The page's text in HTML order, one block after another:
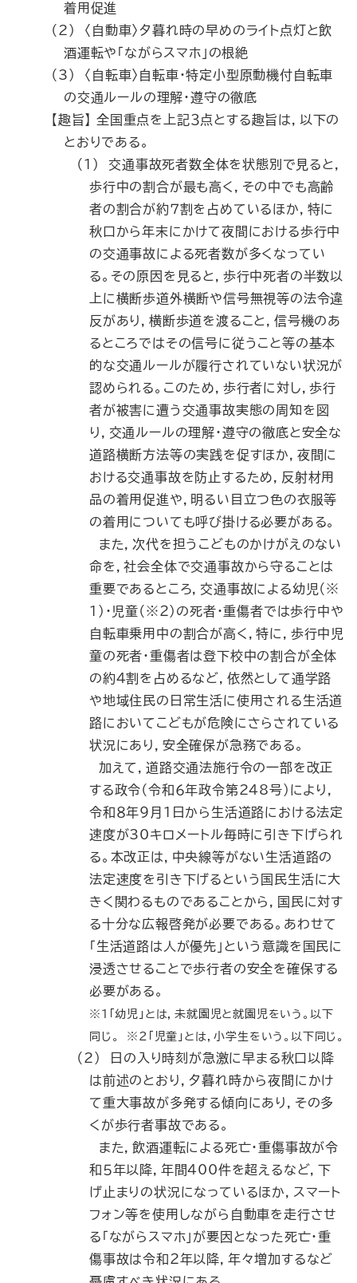
着用促進
（2） 〈自動車〉夕暮れ時の早めのライト点灯と飲
酒運転や「ながらスマホ」の根絶
（3） 〈自転車〉自転車・特定小型原動機付自転車
の交通ルールの理解・遵守の徹底
【趣旨】 全国重点を上記３点とする趣旨は，以下の
とおりである。
（1） 交通事故死者数全体を状態別で見ると，
歩行中の割合が最も高く，その中でも高齢
者の割合が約７割を占めているほか，特に
秋口から年末にかけて夜間における歩行中
の交通事故による死者数が多くなってい
る。その原因を見ると，歩行中死者の半数以
上に横断歩道外横断や信号無視等の法令違
反があり，横断歩道を渡ること，信号機のあ
るところではその信号に従うこと等の基本
的な交通ルールが履行されていない状況が
認められる。このため，歩行者に対し，歩行
者が被害に遭う交通事故実態の周知を図
り，交通ルールの理解・遵守の徹底と安全な
道路横断方法等の実践を促すほか，夜間に
おける交通事故を防止するため，反射材用
品の着用促進や，明るい目立つ色の衣服等
の着用についても呼び掛ける必要がある。
また，次代を担うこどものかけがえのない
命を，社会全体で交通事故から守ることは
重要であるところ，交通事故による幼児（※
１）・児童（※２）の死者・重傷者では歩行中や
自転車乗用中の割合が高く，特に，歩行中児
童の死者・重傷者は登下校中の割合が全体
の約４割を占めるなど，依然として通学路
や地域住民の日常生活に使用される生活道
路においてこどもが危険にさらされている
状況にあり，安全確保が急務である。
加えて，道路交通法施行令の一部を改正
する政令（令和６年政令第248号）により，
令和８年９月１日から生活道路における法定
速度が30キロメートル毎時に引き下げられ
る。本改正は，中央線等がない生活道路の
法定速度を引き下げるという国民生活に大
きく関わるものであることから，国民に対す
る十分な広報啓発が必要である。あわせて
「生活道路は人が優先」という意識を国民に
浸透させることで歩行者の安全を確保する
必要がある。
※１「幼児」とは，未就園児と就園児をいう。以下
同じ。 ※２「児童」とは，小学生をいう。以下同じ。
（2） 日の入り時刻が急激に早まる秋口以降
は前述のとおり，夕暮れ時から夜間にかけ
て重大事故が多発する傾向にあり，その多
くが歩行者事故である。
また，飲酒運転による死亡・重傷事故が令
和５年以降，年間400件を超えるなど，下
げ止まりの状況になっているほか，スマート
フォン等を使用しながら自動車を走行させ
る「ながらスマホ」が要因となった死亡・重
傷事故は令和２年以降，年々増加するなど